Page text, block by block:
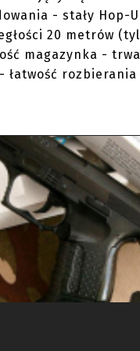
- stały Hop-
20 metrów
magazynka -
łatwość